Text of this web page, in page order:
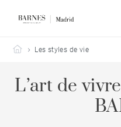
Barnes Madrid
Les styles de vie
L’art de